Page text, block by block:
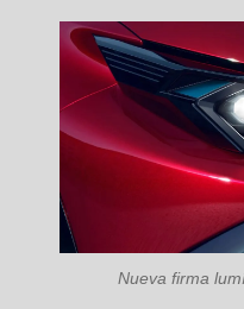
Nueva firma